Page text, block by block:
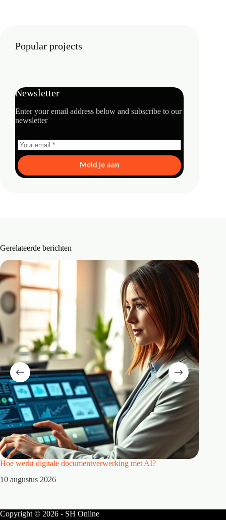
Popular projects
Newsletter
Enter your email address below and subscribe to our
newsletter
Meld je aan
Gerelateerde berichten
Hoe werkt digitale documentverwerking met AI?
10 augustus 2026
Copyright © 2026 - SH Online